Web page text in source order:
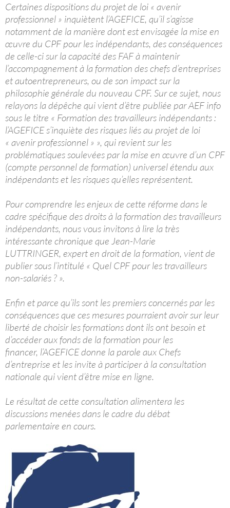
Certaines dispositions du projet de loi « avenir
professionnel » inquiètent l’AGEFICE, qu’il s’agisse
notamment de la manière dont est envisagée la mise en
œuvre du CPF pour les indépendants, des conséquences
de celle-ci sur la capacité des FAF à maintenir
l’accompagnement à la formation des chefs d’entreprises
et autoentrepreneurs, ou de son impact sur la
philosophie générale du nouveau CPF. Sur ce sujet, nous
relayons la dépêche qui vient d’être publiée par AEF info
sous le titre « Formation des travailleurs indépendants :
l’AGEFICE s’inquiète des risques liés au projet de loi
« avenir professionnel » », qui revient sur les
problématiques soulevées par la mise en œuvre d’un CPF
(compte personnel de formation) universel étendu aux
indépendants et les risques qu’elles représentent.
Pour comprendre les enjeux de cette réforme dans le
cadre spécifique des droits à la formation des travailleurs
indépendants, nous vous invitons à lire la très
intéressante chronique que Jean-Marie
LUTTRINGER, expert en droit de la formation, vient de
publier sous l’intitulé « Quel CPF pour les travailleurs
non-salariés ? ».
Enfin et parce qu’ils sont les premiers concernés par les
conséquences que ces mesures pourraient avoir sur leur
liberté de choisir les formations dont ils ont besoin et
d’accéder aux fonds de la formation pour les
financer, l’AGEFICE donne la parole aux Chefs
d’entreprise et les invite à participer à la consultation
nationale qui vient d’être mise en ligne.
Le résultat de cette consultation alimentera les
discussions menées dans le cadre du débat
parlementaire en cours.